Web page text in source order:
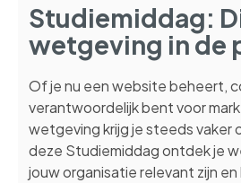
Studiemiddag:
wetgeving in de
Of je nu een website beheert,
verantwoordelijk bent voor
wetgeving krijg je steeds vaker
deze Studiemiddag ontdek je
jouw organisatie relevant zijn en